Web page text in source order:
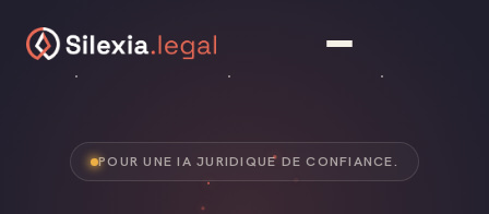
POUR UNE IA JURIDIQUE DE CONFIANCE.